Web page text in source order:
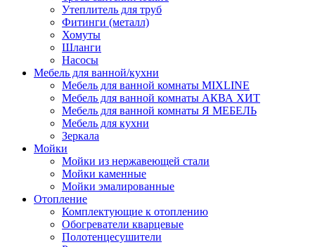
Утеплитель для труб
Фитинги (металл)
Хомуты
Шланги
Насосы
Мебель для ванной/кухни
Мебель для ванной комнаты MIXLINE
Мебель для ванной комнаты АКВА ХИТ
Мебель для ванной комнаты Я МЕБЕЛЬ
Мебель для кухни
Зеркала
Мойки
Мойки из нержавеющей стали
Мойки каменные
Мойки эмалированные
Отопление
Комплектующие к отоплению
Обогреватели кварцевые
Полотенцесушители